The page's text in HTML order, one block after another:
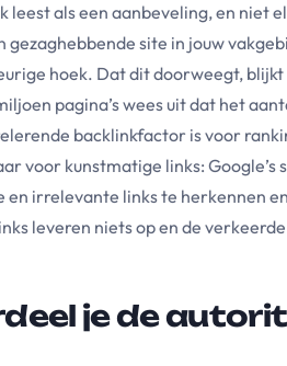
leest als een aanbeveling, en niet
gezaghebbende site in jouw
hoek. Dat dit doorweegt,
pagina’s wees uit dat het
backlinkfactor is voor
voor kunstmatige links: Google’s
en irrelevante links te herkennen
leveren niets op en de
je de